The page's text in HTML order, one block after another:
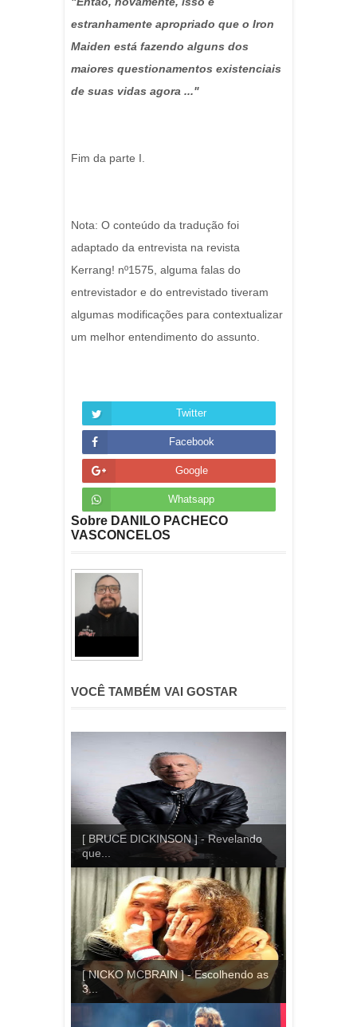
estranhamente apropriado que o Iron
Maiden está fazendo alguns dos
maiores questionamentos existenciais
de suas vidas agora ..."
Fim da parte I.
Nota: O conteúdo da tradução foi
adaptado da entrevista na revista
Kerrang! nº1575, alguma falas do
entrevistador e do entrevistado tiveram
algumas modificações para contextualizar
um melhor entendimento do assunto.
Twitter
Facebook
Google
Whatsapp
Sobre DANILO PACHECO
VASCONCELOS
VOCÊ TAMBÉM VAI GOSTAR
[ BRUCE DICKINSON ] - Revelando
que...
[ NICKO MCBRAIN ] - Escolhendo as
3...